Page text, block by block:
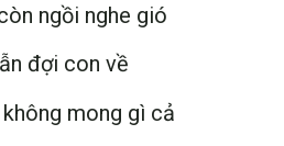
ngồi nghe gió
đợi con về
mong gì cả